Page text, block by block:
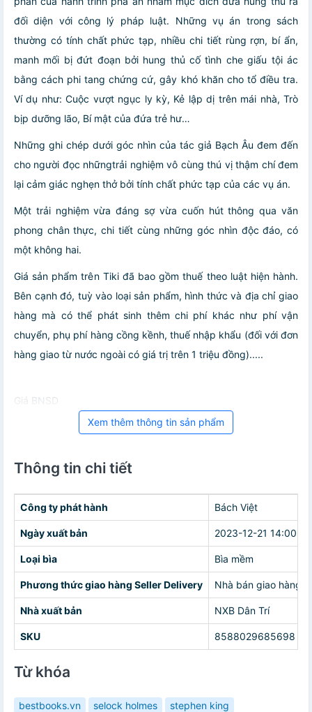
đối diện với công lý pháp luật. Những vụ án trong sách
thường có tính chất phức tạp, nhiều chi tiết rùng rợn, bí ẩn,
manh mối bị đứt đoạn bởi hung thủ cố tình che giấu tội ác
bằng cách phi tang chứng cứ, gây khó khăn cho tổ điều tra.
Ví dụ như: Cuộc vượt ngục ly kỳ, Kẻ lập dị trên mái nhà, Trò
bịp dưỡng lão, Bí mật của đứa trẻ hư…
Những ghi chép dưới góc nhìn của tác giả Bạch Âu đem đến
cho người đọc nhữngtrải nghiệm vô cùng thú vị thậm chí đem
lại cảm giác nghẹn thở bởi tính chất phức tạp của các vụ án.
Một trải nghiệm vừa đáng sợ vừa cuốn hút thông qua văn
phong chân thực, chi tiết cùng những góc nhìn độc đáo, có
một không hai.
Giá sản phẩm trên Tiki đã bao gồm thuế theo luật hiện hành.
Bên cạnh đó, tuỳ vào loại sản phẩm, hình thức và địa chỉ giao
hàng mà có thể phát sinh thêm chi phí khác như phí vận
chuyển, phụ phí hàng cồng kềnh, thuế nhập khẩu (đối với đơn
hàng giao từ nước ngoài có giá trị trên 1 triệu đồng).....
Giá BNSD
Xem thêm thông tin sản phẩm
Thông tin chi tiết
Công ty phát hành Bách Việt
Ngày xuất bản 2023-12-21 14:00:00
Loại bìa Bìa mềm
Phương thức giao hàng Seller Delivery Nhà bán giao hàng
Nhà xuất bản NXB Dân Trí
SKU 8588029685698
Từ khóa
bestbooks.vn selock holmes
stephen king